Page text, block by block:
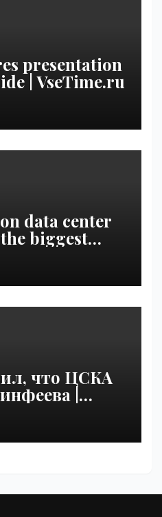
presentation
| VseTime.ru
data center
biggest
in the U.S. |
что ЦСКА
|